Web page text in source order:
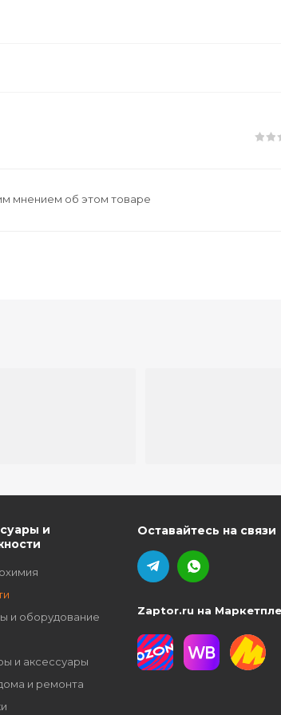
мнением об этом товаре
и
и оборудование
и аксессуары
и ремонта
Оставайтесь на связи
Zaptor.ru на